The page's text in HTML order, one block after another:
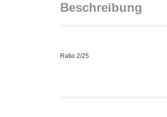
Beschreibung
Ratio 2/25